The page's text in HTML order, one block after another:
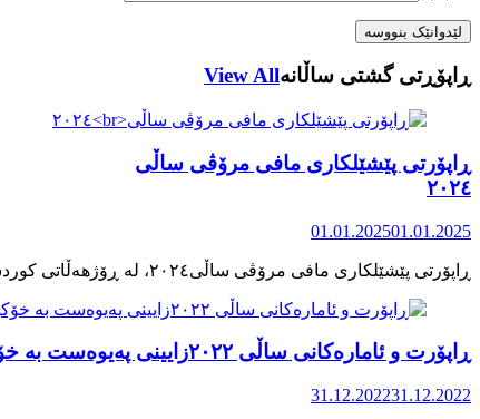
ڕاپۆڕتی گشتی ساڵانهView All
ڕاپۆرتی پێشێلکاری مافی مرۆڤی ساڵی
٢٠٢٤
01.01.202501.01.2025
ڕاپۆرت و ئامارەکانی ساڵی ٢٠٢٢زایینی پەیوەست بە خۆکوژی منداڵان لە کوردستان
31.12.202231.12.2022